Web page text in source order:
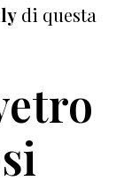
di questa